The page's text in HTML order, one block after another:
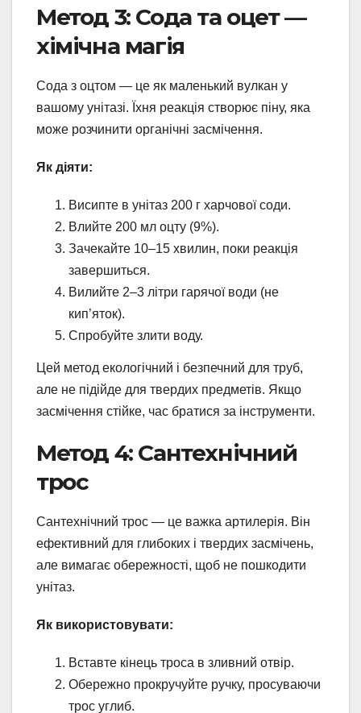
Метод 3: Сода та оцет —
хімічна магія
Сода з оцтом — це як маленький вулкан у
вашому унітазі. Їхня реакція створює піну, яка
може розчинити органічні засмічення.
Як діяти:
Висипте в унітаз 200 г харчової соди.
Влийте 200 мл оцту (9%).
Зачекайте 10–15 хвилин, поки реакція
завершиться.
Вилийте 2–3 літри гарячої води (не
кип’яток).
Спробуйте злити воду.
Цей метод екологічний і безпечний для труб,
але не підійде для твердих предметів. Якщо
засмічення стійке, час братися за інструменти.
Метод 4: Сантехнічний
трос
Сантехнічний трос — це важка артилерія. Він
ефективний для глибоких і твердих засмічень,
але вимагає обережності, щоб не пошкодити
унітаз.
Як використовувати:
Вставте кінець троса в зливний отвір.
Обережно прокручуйте ручку, просуваючи
трос углиб.